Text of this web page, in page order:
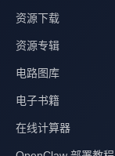
资源下载
资源专辑
电路图库
电子书籍
在线计算器